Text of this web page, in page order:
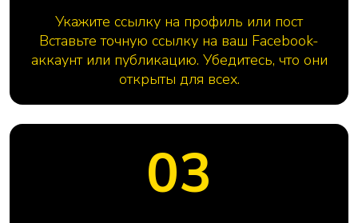
Укажите ссылку на профиль или пост
Вставьте точную ссылку на ваш Facebook-
аккаунт или публикацию. Убедитесь, что они
открыты для всех.
03